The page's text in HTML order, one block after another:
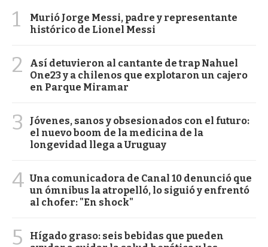
1
Murió Jorge Messi, padre y representante
histórico de Lionel Messi
2
Así detuvieron al cantante de trap Nahuel
One23 y a chilenos que explotaron un cajero
en Parque Miramar
3
Jóvenes, sanos y obsesionados con el futuro:
el nuevo boom de la medicina de la
longevidad llega a Uruguay
4 Una comunicadora de Canal 10 denunció que
un ómnibus la atropelló, lo siguió y enfrentó
al chofer: "En shock"
5
Hígado graso: seis bebidas que pueden